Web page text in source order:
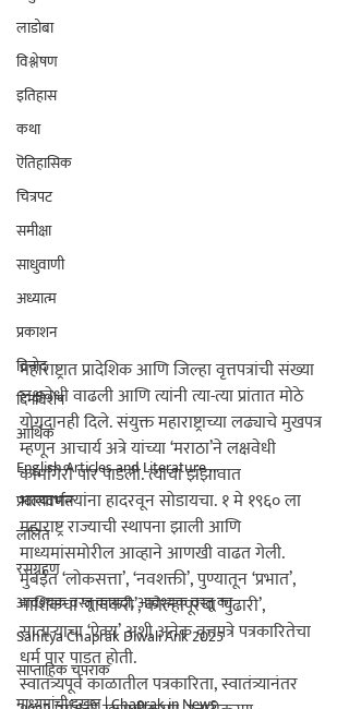
लाडोबा
विश्लेषण
इतिहास
कथा
ऎतिहासिक
चित्रपट
समीक्षा
साधुवाणी
अध्यात्म
प्रकाशन
विनोद
दिनविशेष
आर्थिक
English Articles and Literature ...
प्रवासवर्णन
ललित
रसग्रहण
आवश्यक वस्तू कायदा, आवश्यक वस्तू का
Sahitya Chaprak Diwali Ank 2025
साप्ताहिक चपराक
महाराष्ट्रात प्रादेशिक आणि जिल्हा वृत्तपत्रांची संख्या
लक्षवेधी वाढली आणि त्यांनी त्या-त्या प्रांतात मोठे
योगदानही दिले. संयुक्त महाराष्ट्राच्या लढ्याचे मुखपत्र
म्हणून आचार्य अत्रे यांच्या ‘मराठा’ने लक्षवेधी
कामगिरी पार पाडली. त्यांचा झंझावात
भल्याभल्यांना हादरवून सोडायचा. १ मे १९६० ला
महाराष्ट्र राज्याची स्थापना झाली आणि
माध्यमांसमोरील आव्हाने आणखी वाढत गेली.
मुंबईत ‘लोकसत्ता’, ‘नवशक्ती’, पुण्यातून ‘प्रभात’,
नाशिकचा ‘गावकरी’, कोल्हापूरचा ‘पुढारी’,
साताऱ्याचा ‘ऐक्य’ अशी अनेक वृत्तपत्रे पत्रकारितेचा
धर्म पार पाडत होती.
स्वातंत्र्यपूर्व काळातील पत्रकारिता, स्वातंत्र्यानंतर